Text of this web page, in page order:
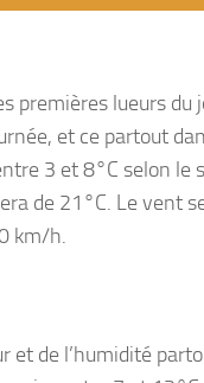
premières lueurs
et ce partout
3 et 8°C selon le
de 21°C. Le vent
km/h.
et de l’humidité